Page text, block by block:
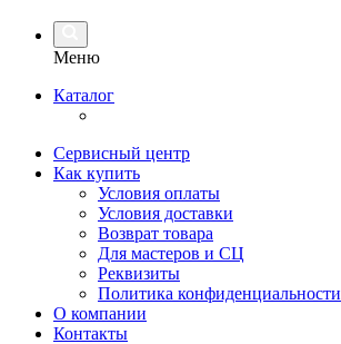
Меню
Каталог
Сервисный центр
Как купить
Условия оплаты
Условия доставки
Возврат товара
Для мастеров и СЦ
Реквизиты
Политика конфиденциальности
О компании
Контакты